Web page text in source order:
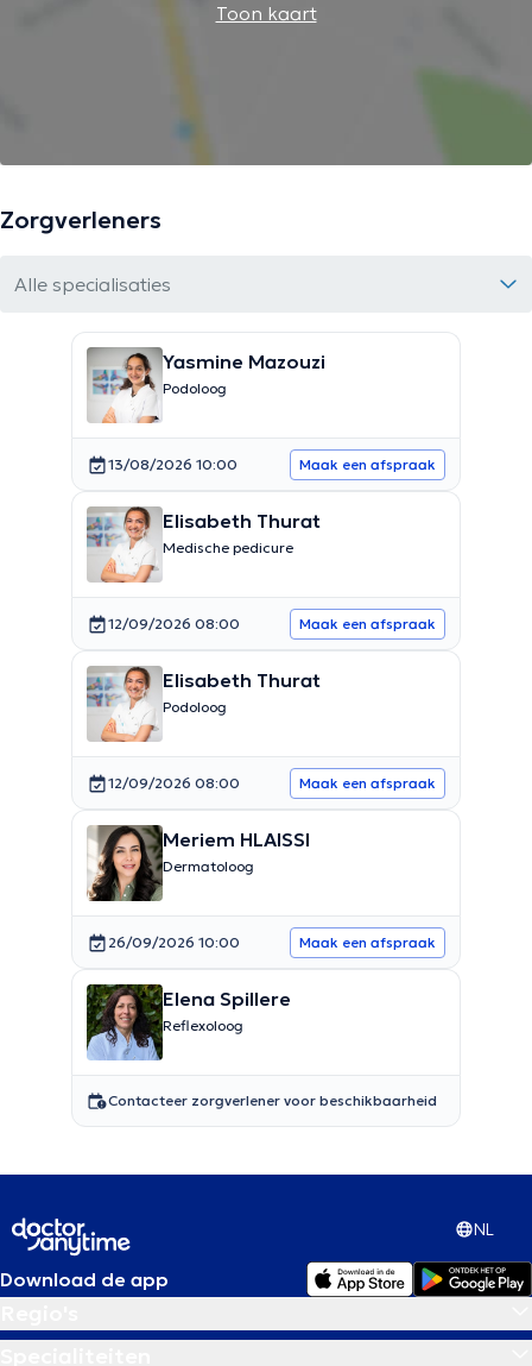
Toon kaart
Zorgverleners
Alle specialisaties
Yasmine Mazouzi
Podoloog
13/08/2026 10:00 Maak een afspraak
Elisabeth Thurat
Medische pedicure
12/09/2026 08:00 Maak een afspraak
Elisabeth Thurat
Podoloog
12/09/2026 08:00 Maak een afspraak
Meriem HLAISSI
Dermatoloog
26/09/2026 10:00 Maak een afspraak
Elena Spillere
Reflexoloog
Contacteer zorgverlener voor beschikbaarheid
NL
Download de app